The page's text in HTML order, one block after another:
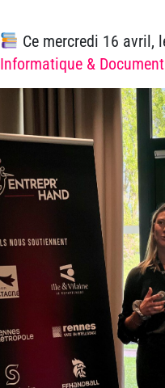
Ce mercredi 16 avril,
Informatique &